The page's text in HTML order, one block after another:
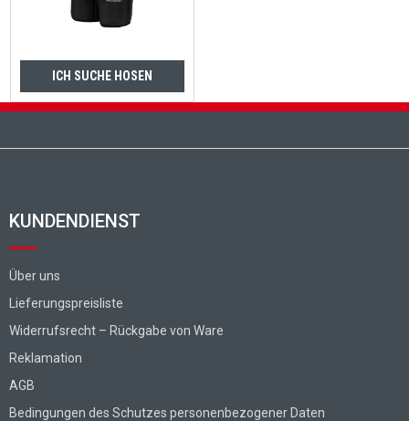
ICH SUCHE HOSEN
KUNDENDIENST
Über uns
Lieferungspreisliste
Widerrufsrecht – Rückgabe von Ware
Reklamation
AGB
Bedingungen des Schutzes personenbezogener Daten